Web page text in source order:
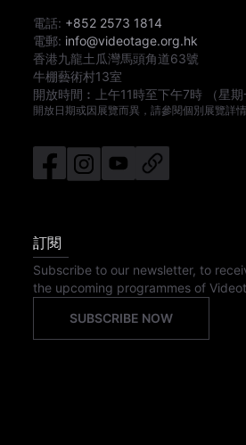
電話: +852 2573 1814
電郵: info@videotage.org.hk
香港九龍土瓜灣馬頭角道63號
牛棚藝術村13室
開放時間︰
上午11時至下午7時 （星
開放日期或因展覽而異，請參閱個別展覽詳情
訂閱
Subscribe to our newsletter, to
the upcoming programmes of
SUBSCRIBE NOW